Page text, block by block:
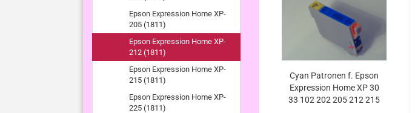
Cyan Patronen f. Epson
Expression Home XP 30
33 102 202 205 212 215
Epson Expression Home XP-
205 (1811)
Epson Expression Home XP-
212 (1811)
Epson Expression Home XP-
215 (1811)
Epson Expression Home XP-
225 (1811)